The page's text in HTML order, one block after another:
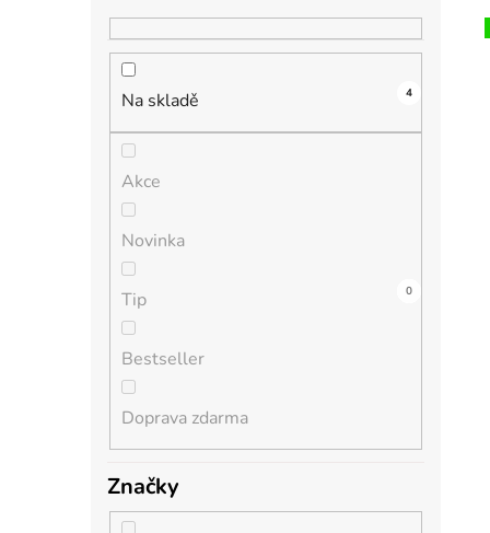
Na skladě 4
Akce
0
Novinka
0
Tip 0
Bestseller
0
Doprava zdarma
0
Značky